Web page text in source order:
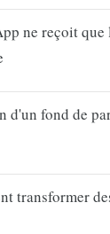
ne reçoit
d'un fond de
transformer